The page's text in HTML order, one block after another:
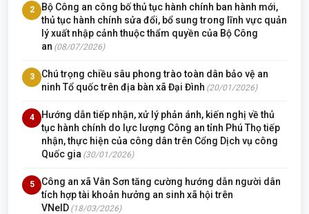
2
Bộ Công an công bố thủ tục hành chính ban hành mới,
thủ tục hành chính sửa đổi, bổ sung trong lĩnh vực quản
lý xuất nhập cảnh thuộc thẩm quyền của Bộ Công
an (08/07/2026)
3
Chú trọng chiều sâu phong trào toàn dân bảo vệ an
ninh Tổ quốc trên địa bàn xã Đại Đình (20/01/2026)
4
Hướng dẫn tiếp nhận, xử lý phản ánh, kiến nghị về thủ
tục hành chính do lực lượng Công an tỉnh Phú Thọ tiếp
nhận, thực hiện của công dân trên Cổng Dịch vụ công
Quốc gia (30/01/2026)
5
Công an xã Vân Sơn tăng cường hướng dẫn người dân
tích hợp tài khoản hưởng an sinh xã hội trên
VNeID (18/03/2026)